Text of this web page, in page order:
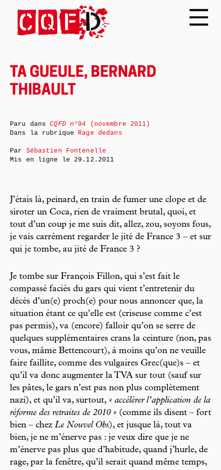
TA GUEULE, BERNARD
THIBAULT
J’étais là, peinard, en train de fumer une clope et de
siroter un Coca, rien de vraiment brutal, quoi, et
tout d’un coup je me suis dit, allez, zou, soyons fous,
je vais carrément regarder le jité de France 3 – et sur
qui je tombe, au jité de France 3 ?
Je tombe sur François Fillon, qui s’est fait le
compassé faciès du gars qui vient t’entretenir du
décès d’un(e) proch(e) pour nous annoncer que, la
situation étant ce qu’elle est (criseuse comme c’est
pas permis), va (encore) falloir qu’on se serre de
quelques supplémentaires crans la ceinture (non, pas
vous, mâme Bettencourt), à moins qu’on ne veuille
faire faillite, comme des vulgaires Grec(que)s – et
qu’il va donc augmenter la TVA sur tout (sauf sur
les pâtes, le gars n’est pas non plus complètement
nazi), et qu’il va, surtout, « accélérer l’application de la
réforme des retraites de 2010 » (comme ils disent – fort
bien – chez Le Nouvel Obs), et jusque là, tout va
bien, je ne m’énerve pas : je veux dire que je ne
m’énerve pas plus que d’habitude, quand j’hurle, de
rage, par la fenêtre, qu’il serait quand même temps,
Paru dansCQFDn°94 (novembre 2011)
Dans la rubrique Rage dedans
Par Sébastien Fontenelle
Mis en ligne le 29.12.2011